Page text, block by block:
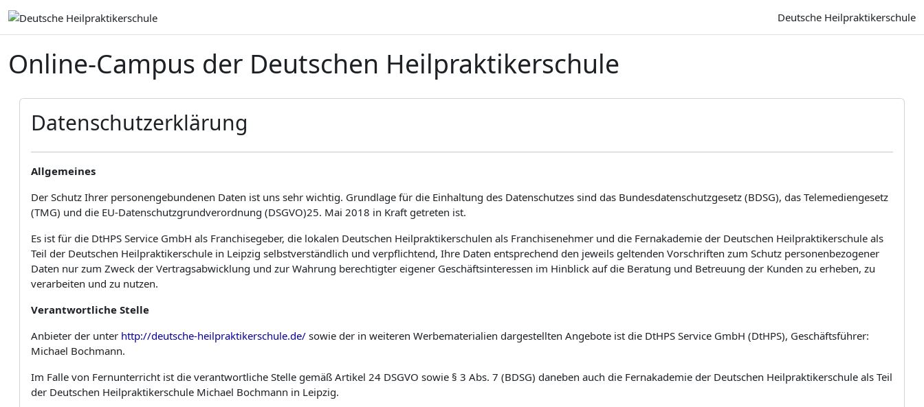
Zum Hauptinhalt
Deutsche Heilpraktikerschule
Online-Campus der Deutschen Heilpraktikerschule
Datenschutzerklärung
Allgemeines
Der Schutz Ihrer personengebundenen Daten ist uns sehr wichtig. Grundlage für die Einhaltung des Datenschutzes sind das Bundesdatenschutzgesetz (BDSG), das Telemediengesetz
(TMG) und die EU-Datenschutzgrundverordnung (DSGVO)25. Mai 2018 in Kraft getreten ist.
Es ist für die DtHPS Service GmbH als Franchisegeber, die lokalen Deutschen Heilpraktikerschulen als Franchise­nehmer und die Fernakademie der Deutschen Heilpraktikerschule als
Teil der Deutschen Heilpraktikerschule in Leipzig selbstverständlich und verpflichtend, Ihre Daten entsprechend den jeweils geltenden Vorschriften zum Schutz personenbezogener
Daten nur zum Zweck der Vertragsabwicklung und zur Wahrung berechtigter eigener Geschäftsinteressen im Hinblick auf die Beratung und Betreuung der Kunden zu erheben, zu
verarbeiten und zu nutzen.
Verantwortliche Stelle
Anbieter der unter http://deutsche-heilpraktikerschule.de/ sowie der in weiteren Werbematerialien dargestellten Angebote ist die DtHPS Service GmbH (DtHPS), Geschäftsführer:
Michael Bochmann.
Im Falle von Fernunterricht ist die verantwortliche Stelle gemäß Artikel 24 DSGVO sowie § 3 Abs. 7 (BDSG) daneben auch die Fernakademie der Deutschen Heilpraktikerschule als Teil
der Deutschen Heilpraktikerschule Michael Bochmann in Leipzig.